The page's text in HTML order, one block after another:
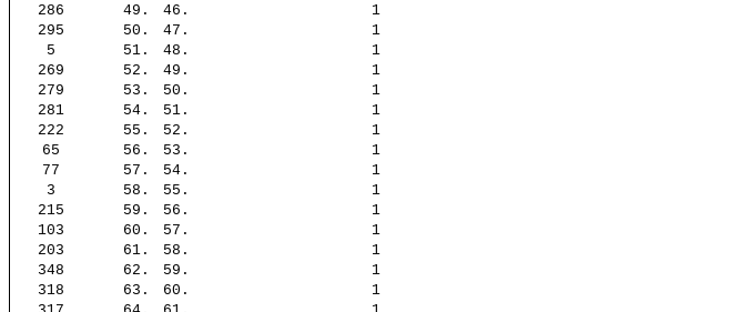
286
49. 46. 1
295
50. 47. 1
5
51. 48. 1
269
52. 49. 1
279
53. 50. 1
281
54. 51. 1
222
55. 52. 1
65
56. 53. 1
77
57. 54. 1
3
58. 55. 1
215
59. 56. 1
103
60. 57. 1
203
61. 58. 1
348
62. 59. 1
318
63. 60. 1